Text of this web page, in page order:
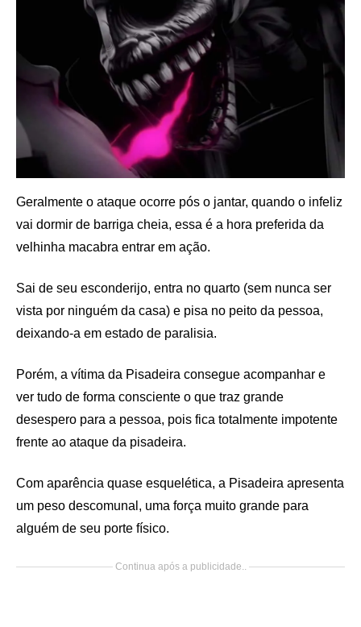
Geralmente o ataque ocorre pós o jantar, quando o infeliz
vai dormir de barriga cheia, essa é a hora preferida da
velhinha macabra entrar em ação.
Sai de seu esconderijo, entra no quarto (sem nunca ser
vista por ninguém da casa) e pisa no peito da pessoa,
deixando-a em estado de paralisia.
Porém, a vítima da Pisadeira consegue acompanhar e
ver tudo de forma consciente o que traz grande
desespero para a pessoa, pois fica totalmente impotente
frente ao ataque da pisadeira.
Com aparência quase esquelética, a Pisadeira apresenta
um peso descomunal, uma força muito grande para
alguém de seu porte físico.
Continua após a publicidade..